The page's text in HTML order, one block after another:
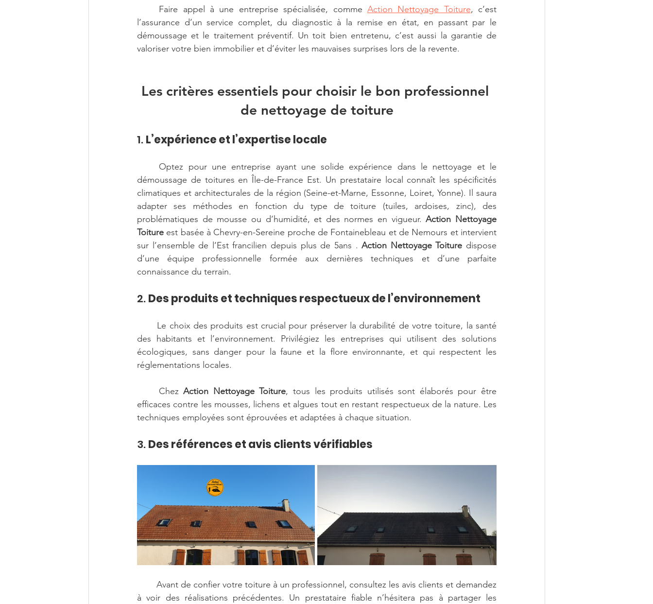
	Faire appel à une entreprise spécialisée, comme
Action Nettoyage Toiture, c’est
l’assurance d’un service complet, du diagnostic à la remise en état, en passant par le
démoussage et le traitement préventif. Un toit bien entretenu, c’est aussi la garantie de
valoriser votre bien immobilier et d’éviter les mauvaises surprises lors de la revente.
Les critères essentiels pour choisir le bon professionnel
de nettoyage de toiture
1. L’expérience et l’expertise locale
démoussage de toitures en Île-de-France Est. Un prestataire local connaît les spécificités
climatiques et architecturales de la région (Seine-et-Marne, Essonne, Loiret, Yonne). Il saura
adapter ses méthodes en fonction du type de toiture (tuiles, ardoises, zinc), des
problématiques de mousse ou d’humidité, et des normes en vigueur. Action Nettoyage
Toiture est basée à Chevry-en-Sereine proche de Fontainebleau et de Nemours et intervient
sur l’ensemble de l’Est francilien depuis plus de 5ans . Action Nettoyage Toiture dispose
d’une équipe professionnelle formée aux dernières techniques et d’une parfaite
connaissance du terrain.
2. Des produits et techniques respectueux de l’environnement
des habitants et l’environnement. Privilégiez les entreprises qui utilisent des solutions
écologiques, sans danger pour la faune et la flore environnante, et qui respectent les
réglementations locales.
	Chez
Action Nettoyage Toiture, tous les produits utilisés sont élaborés pour être
efficaces contre les mousses, lichens et algues tout en restant respectueux de la nature. Les
techniques employées sont éprouvées et adaptées à chaque situation.
3. Des références et avis clients vérifiables
à voir des réalisations précédentes. Un prestataire fiable n’hésitera pas à partager les